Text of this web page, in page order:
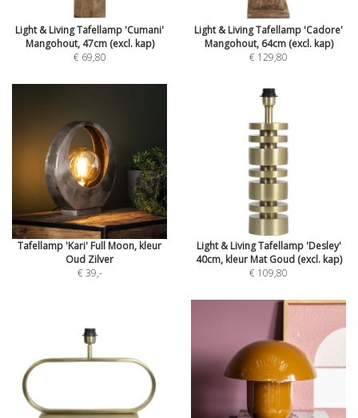
Light & Living Tafellamp 'Cumani'
Mangohout, 47cm (excl. kap)
€ 69,80
Light & Living Tafellamp 'Cadore'
Mangohout, 64cm (excl. kap)
€ 129,80
Tafellamp 'Kari' Full Moon, kleur
Oud Zilver
€ 39,-
Light & Living Tafellamp 'Desley'
40cm, kleur Mat Goud (excl. kap)
€ 109,80